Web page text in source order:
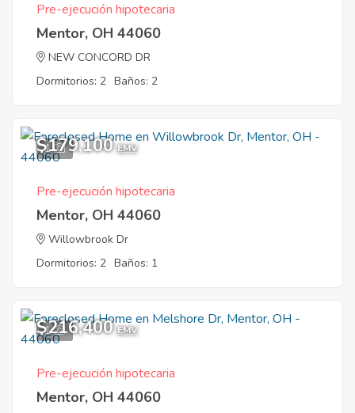
Pre-ejecución hipotecaria
Mentor, OH 44060
NEW CONCORD DR
Dormitorios: 2 Baños: 2
1
$179,100 EMV
Pre-ejecución hipotecaria
Mentor, OH 44060
Willowbrook Dr
Dormitorios: 2 Baños: 1
1
$216,400 EMV
Pre-ejecución hipotecaria
Mentor, OH 44060